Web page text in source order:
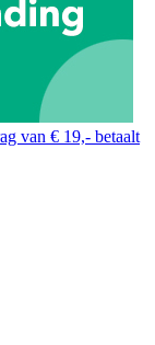
van € 19,- betaalt